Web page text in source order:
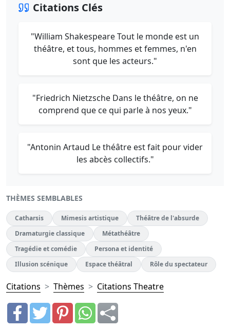
Citations Clés
"William Shakespeare Tout le monde est un
théâtre, et tous, hommes et femmes, n'en
sont que les acteurs."
"Friedrich Nietzsche Dans le théâtre, on ne
comprend que ce qui parle à nos yeux."
"Antonin Artaud Le théâtre est fait pour vider
les abcès collectifs."
THÈMES SEMBLABLES
Catharsis Mimesis artistique
Théâtre de l'absurde
Dramaturgie classique
Métathéâtre
Tragédie et comédie
Persona et identité
Illusion scénique
Espace théâtral Rôle du spectateur
Citations Thèmes Citations Theatre